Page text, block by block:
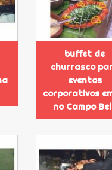
buffet de
churrasco
eventos
corporativos
no Campo